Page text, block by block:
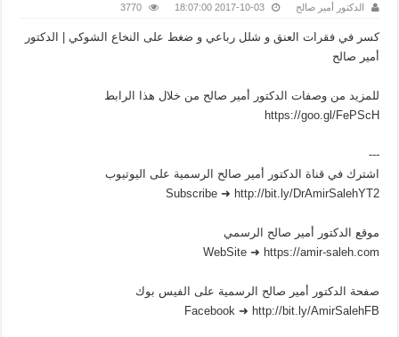
الدكتور أمير صالح 2017-10-03 18:07:00
3770
كسر في فقرات العنق و شلل رباعي و ضغط على النخاع الشوكي | الدكتور
أمير صالح
للمزيد من وصفات الدكتور أمير صالح من خلال هذا الرابط
https://goo.gl/FePScH
---
اشترك في قناة الدكتور أمير صالح الرسمية على اليوتيوب
Subscribe ➜ http://bit.ly/DrAmirSalehYT2
موقع الدكتور أمير صالح الرسمي
WebSite ➜ https://amir-saleh.com
صفحة الدكتور أمير صالح الرسمية على الفيس بوك
Facebook ➜ http://bit.ly/AmirSalehFB